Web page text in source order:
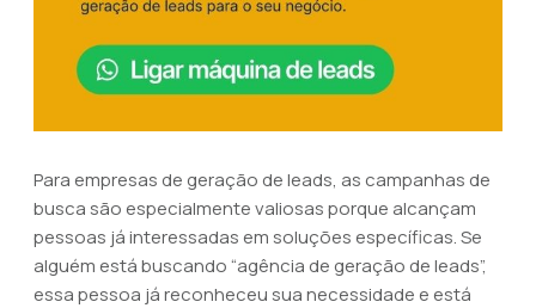
Para empresas de geração de leads, as campanhas de
busca são especialmente valiosas porque alcançam
pessoas já interessadas em soluções específicas. Se
alguém está buscando “agência de geração de leads”,
essa pessoa já reconheceu sua necessidade e está